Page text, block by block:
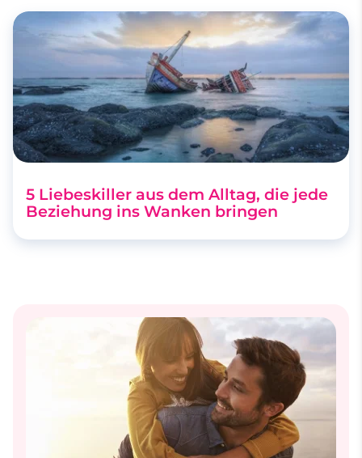
5 Liebeskiller aus dem Alltag, die jede
Beziehung ins Wanken bringen